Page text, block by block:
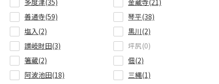
多度津(35)
金蔵寺(21)
善通寺(59)
琴平(38)
塩入(2)
黒川(2)
讃岐財田(3)
坪尻(0)
箸蔵(2)
佃(2)
阿波池田(18)
三縄(1)